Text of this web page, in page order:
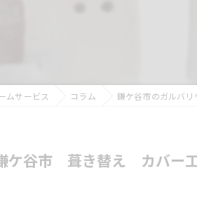
ムサービス コラム 鎌ケ谷市のガルバ
ケ谷市 葺き替え カバー